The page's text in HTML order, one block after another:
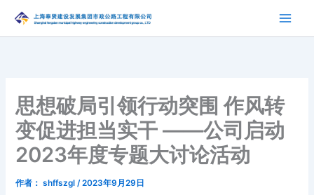
内
思想破局引领行动突围 作风转
变促进担当实干 ——公司启动
2023年度专题大讨论活动
作者： shffszgl/2023年9月29日